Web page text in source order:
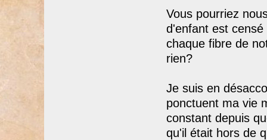
Vous pourriez
d'enfant est
chaque fibre de
rien?
Je suis en
ponctuent ma vie
constant depuis
qu'il était hors de